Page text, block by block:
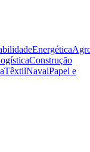
Energética
Construção
TêxtilNavalPapel e